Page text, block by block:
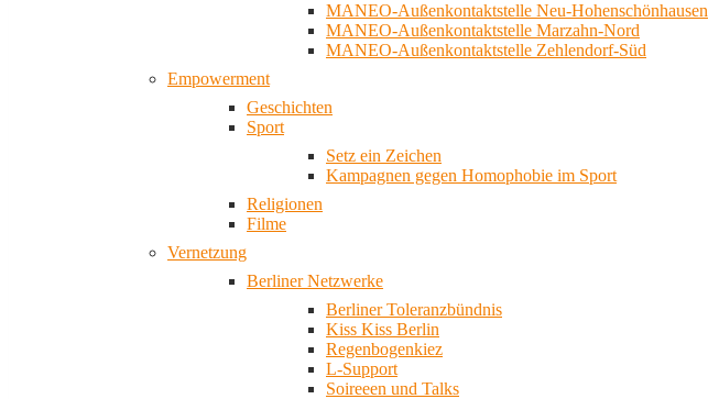
MANEO-Außenkontaktstelle Neu-Hohenschönhausen
MANEO-Außenkontaktstelle Marzahn-Nord
MANEO-Außenkontaktstelle Zehlendorf-Süd
Empowerment
Geschichten
Sport
Setz ein Zeichen
Kampagnen gegen Homophobie im Sport
Religionen
Filme
Vernetzung
Berliner Netzwerke
Berliner Toleranzbündnis
Kiss Kiss Berlin
Regenbogenkiez
L-Support
Soireeen und Talks